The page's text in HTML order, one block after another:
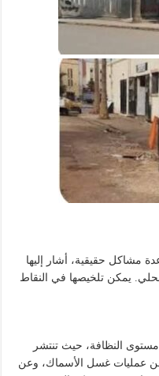
مشاكل حقيقية، أشار إليها
يمكن تلخيصها في النقاط
النظافة، حيث تنتشر
عن عمليات غسل الأسماك، وعن